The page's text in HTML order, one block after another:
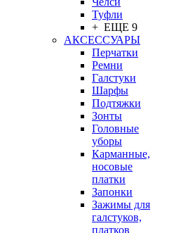
Туфли
+ ЕЩЕ 9
АКСЕССУАРЫ
Перчатки
Ремни
Галстуки
Шарфы
Подтяжки
Зонты
Головные
уборы
Карманные,
носовые
платки
Запонки
Зажимы для
галстуков,
платков